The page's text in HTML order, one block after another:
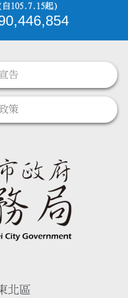
自105.7.15起)
告
策
北區